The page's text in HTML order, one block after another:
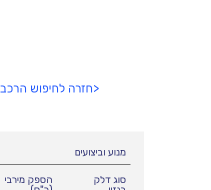
<חזרה לחיפוש הרכב
מנוע וביצועים
סוג דלק
הספק מירבי